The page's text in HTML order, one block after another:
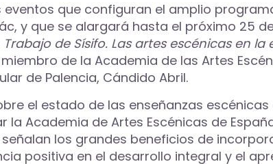
que configuran el amplio
y que se alargará hasta el próximo 25
Trabajo de Sísifo. Las artes escénicas en
de la Academia de las Artes
de Palencia, Cándido Abril.
el estado de las enseñanzas
Academia de Artes Escénicas de
los grandes beneficios de
positiva en el desarrollo integral y el